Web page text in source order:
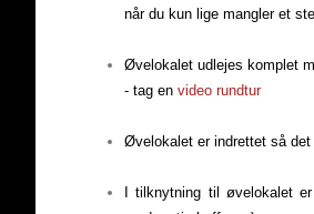
når du kun lige mangler et
Øvelokalet udlejes komplet
- tag en video rundtur
Øvelokalet er indrettet så
I tilknytning til øvelokalet